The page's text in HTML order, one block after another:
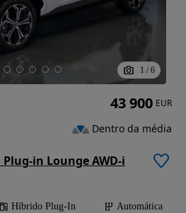
1 / 6
Plug-in Lounge AWD-i
Híbrido Plug-In
Automática
43 900 EUR
Dentro da média